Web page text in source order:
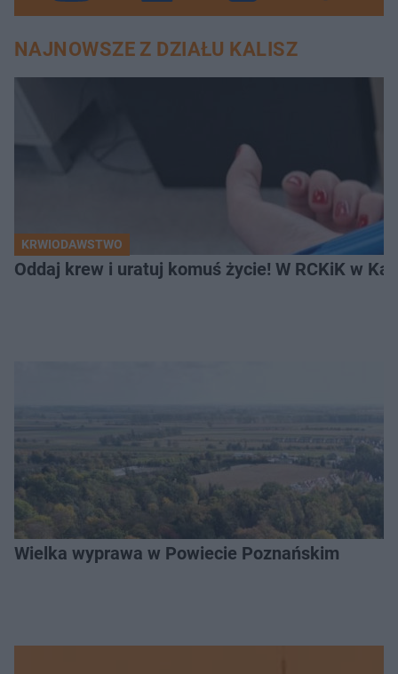
NAJNOWSZE Z DZIAŁU KALISZ
KRWIODAWSTWO
Oddaj krew i uratuj komuś życie! W RCKiK w
Wielka wyprawa w Powiecie Poznańskim